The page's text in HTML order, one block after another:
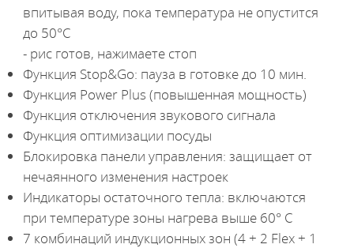
впитывая воду, пока температура не опустится
до 50°С
- рис готов, нажимаете стоп
Функция Stop&Go: пауза в готовке до 10 мин.
Функция Power Plus (повышенная мощность)
Функция отключения звукового сигнала
Функция оптимизации посуды
Блокировка панели управления: защищает от
нечаянного изменения настроек
Индикаторы остаточного тепла: включаются
при температуре зоны нагрева выше 60° С
7 комбинаций индукционных зон (4 + 2 Flex + 1